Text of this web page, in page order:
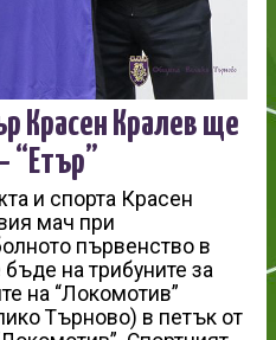
Красен Кралев ще
“Етър”
и спорта Красен
мач при
първенство в
на трибуните за
на “Локомотив”
Търново) в петък от